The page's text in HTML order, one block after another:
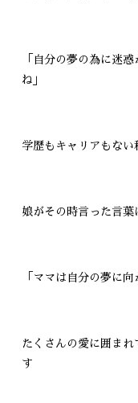
「自分の夢の為に迷
ね」
学歴もキャリアもな
娘がその時言った言葉
「ママは自分の夢に
たくさんの愛に囲ま
す